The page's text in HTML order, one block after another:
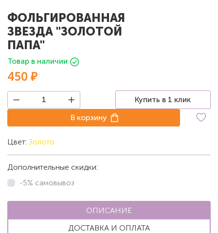
ФОЛЬГИРОВАННАЯ
ЗВЕЗДА "ЗОЛОТОЙ
ПАПА"
Товар в наличии
450 ₽
Купить в 1 клик
В корзину
Цвет: Золото
Дополнительные скидки:
-5% самовывоз
ОПИСАНИЕ
ДОСТАВКА И ОПЛАТА